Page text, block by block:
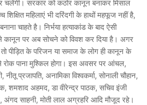
सरकार को कठोर कानून बनाकर मिसाल
शिक्षित महिलाएं भी दरिंदगी के हाथों महफूज नहीं है,
चाहते है। निर्भया हत्याकांड के बाद ऐसी
कानून पर अब सोचने को विवश कर दिया है। अगर
पीड़ित के परिजन या समाज के लोग ही कानून के
पाना मुश्किल होगा। इस अवसर पर आंचल,
प्रजापति, अनामिका विश्वकर्मा, सोनाली चौहान,
शमशाद अहमद, डा वीरेन्द्र पाठक, सचिव इंजी
साहनी, मोती लाल अग्रहरि आदि मौजूद रहे।